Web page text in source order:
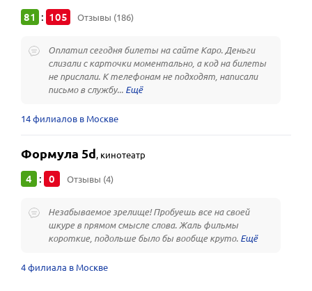
81 : 105 Отзывы (186)
Оплатил сегодня билеты на сайте Каро. Деньги
слизали с карточки моментально, а код на билеты
не прислали. К телефонам не подходят, написали
письмо в службу...
14 филиалов в Москве
Формула 5d, кинотеатр
4 : 0 Отзывы (4)
Незабываемое зрелище! Пробуешь все на своей
шкуре в прямом смысле слова. Жаль фильмы
короткие, подольше было бы вообще круто.
4 филиала в Москве